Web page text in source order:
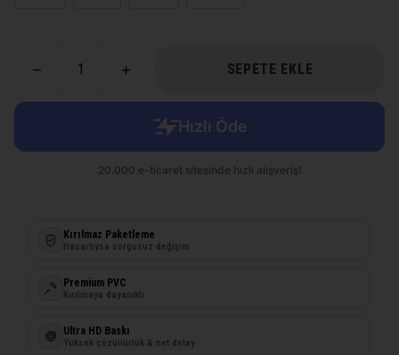
SEPETE EKLE
Kırılmaz Paketleme
Hasarlıysa sorgusuz değişim
Premium PVC
Kırılmaya dayanıklı
Ultra HD Baskı
Yüksek çözünürlük & net detay